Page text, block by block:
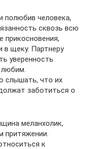
полюбив человека,
сквозь всю
прикосновения,
в щеку. Партнеру
уверенность
любим.
слышать, что их
заботиться о
меланхолик,
притяжении.
к